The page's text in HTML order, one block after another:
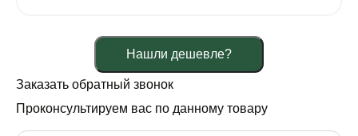
Нашли дешевле?
Заказать обратный звонок
Проконсультируем вас по данному товару